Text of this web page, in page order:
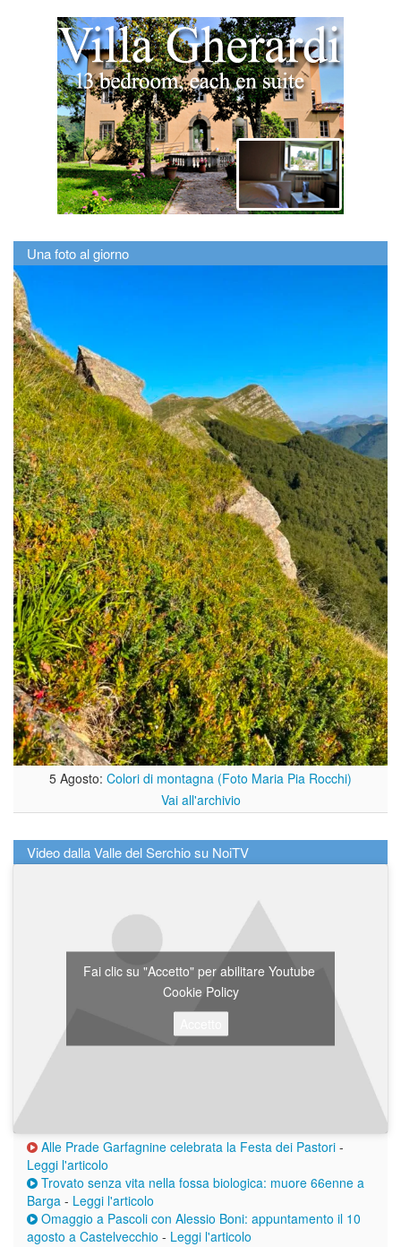
Una foto al giorno
5 Agosto: Colori di montagna (Foto Maria Pia Rocchi)
Vai all'archivio
Video dalla Valle del Serchio su NoiTV
Fai clic su "Accetto" per abilitare Youtube
Cookie Policy
Alle Prade Garfagnine celebrata la Festa dei Pastori -
Leggi l'articolo
Trovato senza vita nella fossa biologica: muore 66enne a
Barga - Leggi l'articolo
Omaggio a Pascoli con Alessio Boni: appuntamento il 10
agosto a Castelvecchio - Leggi l'articolo